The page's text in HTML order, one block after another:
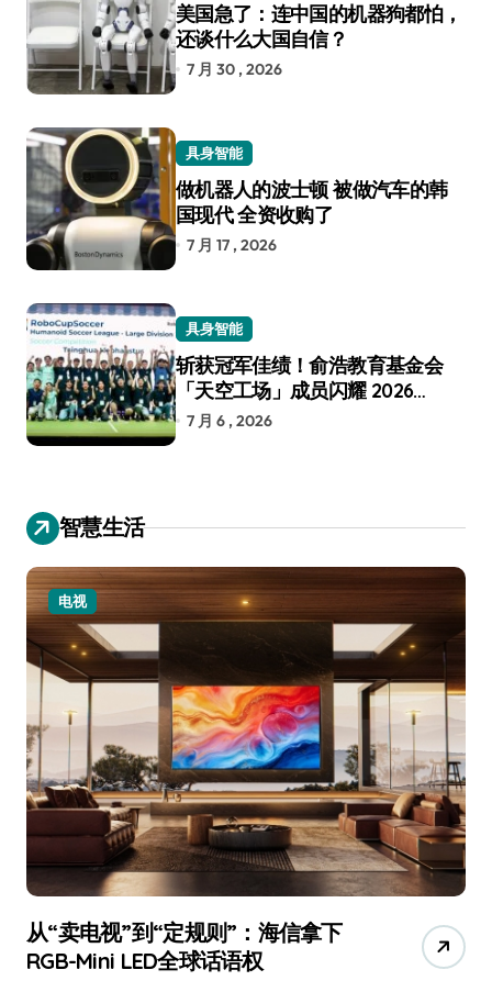
美国急了：连中国的机器狗都怕，
还谈什么大国自信？
7 月 30 , 2026
具身智能
做机器人的波士顿 被做汽车的韩
国现代 全资收购了
7 月 17 , 2026
具身智能
斩获冠军佳绩！俞浩教育基金会
「天空工场」成员闪耀 2026
RoboCup 机器人世界杯
7 月 6 , 2026
智慧生活
电视
从“卖电视”到“定规则”：海信拿下
RGB-Mini LED全球话语权